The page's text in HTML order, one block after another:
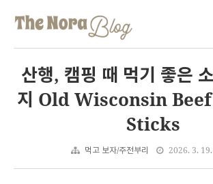
산행, 캠핑 때 먹기 좋은
지 Old Wisconsin
Sticks
먹고 보자/주전부리 2026. 3.